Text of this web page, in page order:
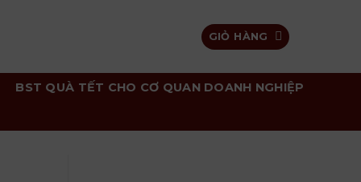
GIỎ HÀNG
BST QUÀ TẾT CHO CƠ QUAN DOANH NGHIỆP